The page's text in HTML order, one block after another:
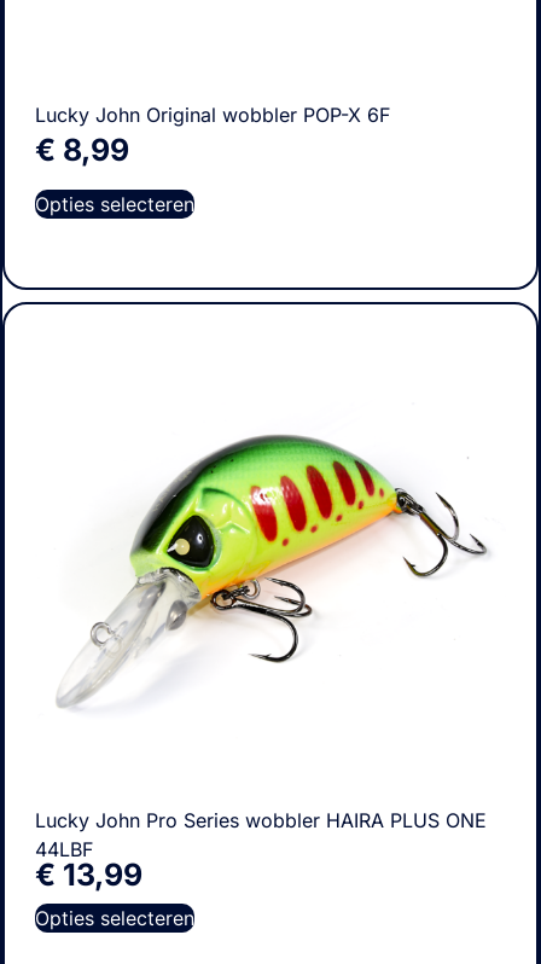
Lucky John Original wobbler POP-X 6F
€ 8,99
Opties selecteren
Lucky John Pro Series wobbler HAIRA PLUS ONE
44LBF
€ 13,99
Opties selecteren